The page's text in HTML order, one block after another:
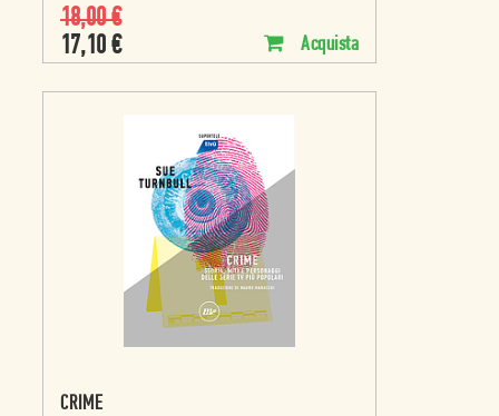
18,00€
17,10 € Acquista
CRIME